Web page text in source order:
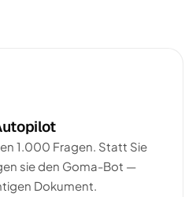
1.000 Fragen. Statt Sie
sie den Goma-Bot —
Dokument.